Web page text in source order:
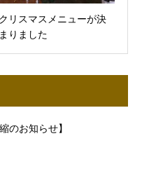
クリスマスメニューが決
まりました
のお知らせ】